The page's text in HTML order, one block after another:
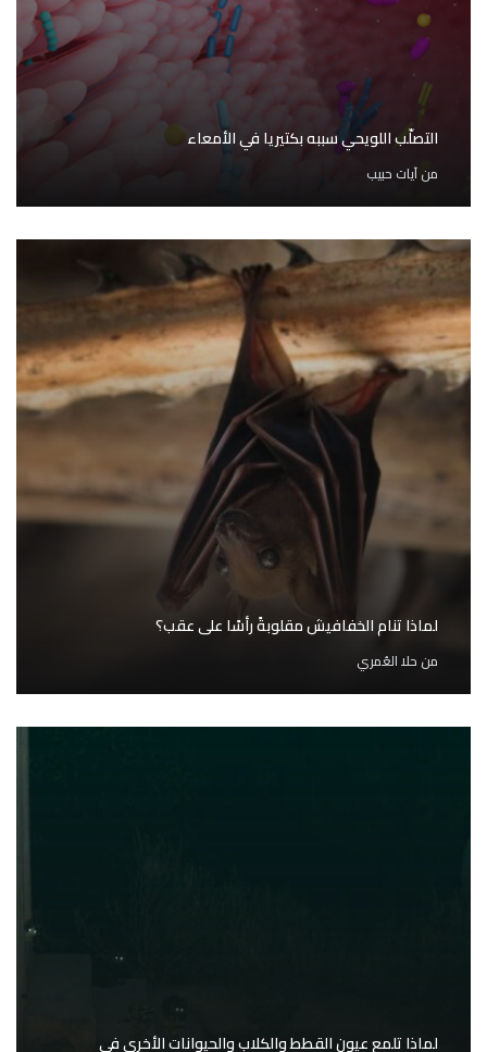
التصلّب اللويحي سببه بكتيريا في الأمعاء
منآيات حبيب
لماذا تنام الخفافيش مقلوبةً رأسًا على عقب؟
من حلا العُمري
لماذا تلمع عيون القطط والكلاب والحيوانات الأخرى في